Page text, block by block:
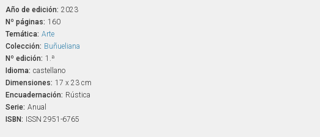
Año de edición: 2023
Nº páginas: 160
Temática: Arte
Colección: Buñueliana
Nº edición: 1.ª
Idioma: castellano
Dimensiones: 17 x 23 cm
Encuadernación: Rústica
Serie: Anual
ISBN: ISSN 2951-6765